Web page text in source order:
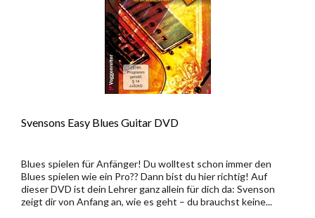
Svensons Easy Blues Guitar DVD
Blues spielen für Anfänger! Du wolltest schon immer den
Blues spielen wie ein Pro?? Dann bist du hier richtig! Auf
dieser DVD ist dein Lehrer ganz allein für dich da: Svenson
zeigt dir von Anfang an, wie es geht – du brauchst keine...